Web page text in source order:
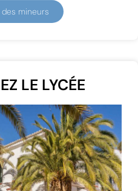
mineurs
LE LYCÉE